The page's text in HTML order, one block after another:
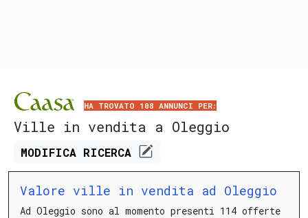
HA TROVATO 108 ANNUNCI PER:
Ville in vendita a Oleggio
MODIFICA RICERCA
Valore ville in vendita ad Oleggio
Ad Oleggio sono al momento presenti 114 offerte